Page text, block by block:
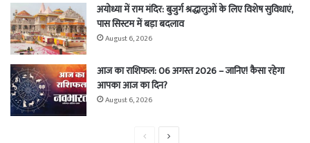
अयोध्या में राम मंदिर: बुजुर्ग श्रद्धालुओं के लिए विशेष सुविधाएं,
पास सिस्टम में बड़ा बदलाव
August 6, 2026
आज का राशिफल: 06 अगस्त 2026 – जानिए! कैसा रहेगा
आपका आज का दिन?
August 6, 2026
PreviousNext